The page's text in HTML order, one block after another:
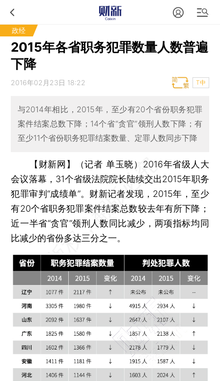
政经
2015年各省职务犯罪数量人数普遍
下降
2016年02月23日 18:22 T中
与2014年相比，2015年，至少有20个省份职务犯罪
案件结案总数下降；14个省“贪官”领刑人数下降；有
至少11个省份职务犯罪结案数量、定罪人数同步下降
【财新网】（记者 单玉晓） 2016年省级人大
会议落幕，31个省级法院院长陆续交出2015年职务
犯罪审判“成绩单”。财新记者发现，2015年，至少
有20个省职务犯罪案件结案总数较去年有所下降；
近一半省“贪官”领刑人数同比减少，两项指标均同
比减少的省份多达三分之一。